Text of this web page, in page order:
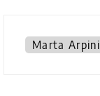
Marta Arpini